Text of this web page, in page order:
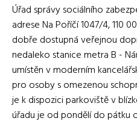
Úřad správy sociálního
adrese Na Poříčí 1047/4, 110
dobře dostupná veřejnou
nedaleko stanice metra B -
umístěn v moderním
pro osoby s omezenou
je k dispozici parkoviště v
úřadu je od pondělí do pátku